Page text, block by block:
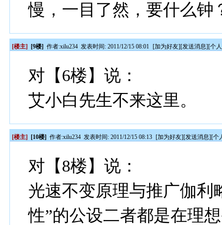
慢，一目了然，要什么钟
[楼主] [9楼] 作者:xilu234 发表时间: 2011/12/15 08:01 [加为好友][发送消息][个
对【6楼】说：
艾小白 先生不来这里。
[楼主] [10楼] 作者:xilu234 发表时间: 2011/12/15 08:13 [加为好友][发送消息][个
对【8楼】说：
光速不变原理与推广伽利
性”的公设二者都是在理